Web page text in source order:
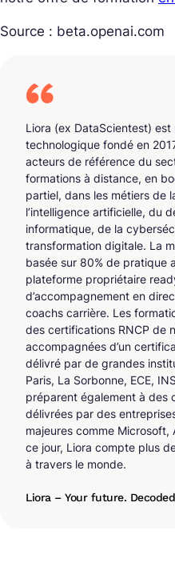
Source : beta.openai.com
Liora (ex DataScientest)
technologique fondé en
acteurs de référence du
formations à distance, en
partiel, dans les métiers de
l’intelligence artificielle, du
informatique, de la
transformation digitale. La
basée sur 80% de pratique
plateforme propriétaire
d’accompagnement en
coachs carrière. Les
des certifications RNCP de
accompagnées d’un
délivré par de grandes
Paris, La Sorbonne, ECE,
préparent également à des
délivrées par des
majeures comme Microsoft,
ce jour, Liora compte plus
à travers le monde.
Liora – Your future.